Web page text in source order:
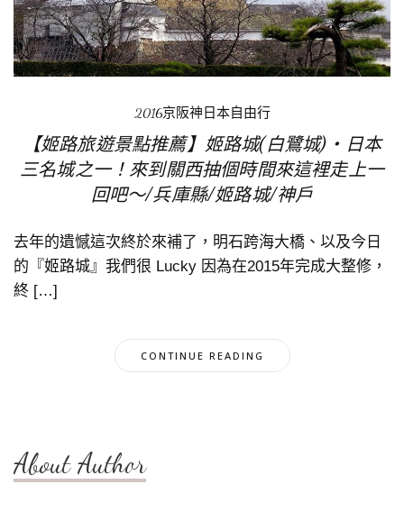
2016京阪神日本自由行
【姬路旅遊景點推薦】姬路城(白鷺城)‧日本
三名城之一！來到關西抽個時間來這裡走上一
回吧～/兵庫縣/姬路城/神戶
去年的遺憾這次終於來補了，明石跨海大橋、以及今日
的『姬路城』我們很 Lucky 因為在2015年完成大整修，
終 […]
CONTINUE READING
About Author